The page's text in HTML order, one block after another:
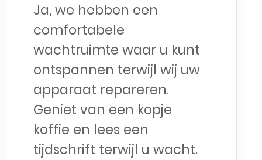
Ja, we hebben een
comfortabele
wachtruimte waar u kunt
ontspannen terwijl wij uw
apparaat repareren.
Geniet van een kopje
koffie en lees een
tijdschrift terwijl u wacht.